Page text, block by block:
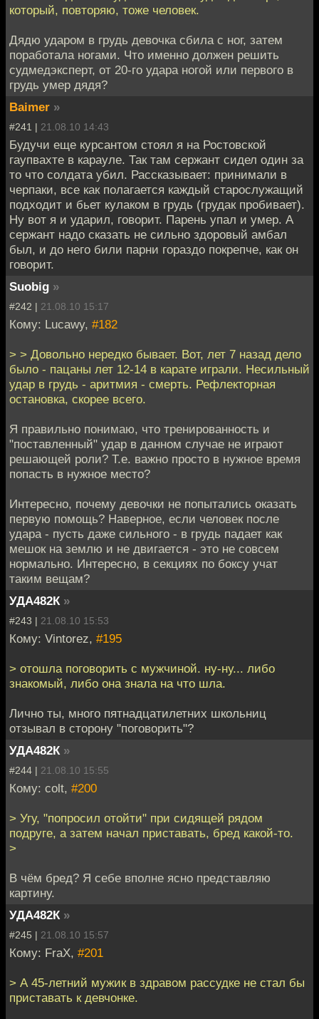
который, повторяю, тоже человек.
Дядю ударом в грудь девочка сбила с ног, затем
поработала ногами. Что именно должен решить
судмедэксперт, от 20-го удара ногой или первого в
грудь умер дядя?
Baimer »
#241 | 21.08.10 14:43
Будучи еще курсантом стоял я на Ростовской
гаупвахте в карауле. Так там сержант сидел один за
то что солдата убил. Рассказывает: принимали в
черпаки, все как полагается каждый старослужащий
подходит и бьет кулаком в грудь (грудак пробивает).
Ну вот я и ударил, говорит. Парень упал и умер. А
сержант надо сказать не сильно здоровый амбал
был, и до него били парни гораздо покрепче, как он
говорит.
Suobig »
#242 | 21.08.10 15:17
Кому: Lucawy, #182
> > Довольно нередко бывает. Вот, лет 7 назад дело
было - пацаны лет 12-14 в карате играли. Несильный
удар в грудь - аритмия - смерть. Рефлекторная
остановка, скорее всего.
Я правильно понимаю, что тренированность и
"поставленный" удар в данном случае не играют
решающей роли? Т.е. важно просто в нужное время
попасть в нужное место?
Интересно, почему девочки не попытались оказать
первую помощь? Наверное, если человек после
удара - пусть даже сильного - в грудь падает как
мешок на землю и не двигается - это не совсем
нормально. Интересно, в секциях по боксу учат
таким вещам?
УДА482К »
#243 | 21.08.10 15:53
Кому: Vintorez, #195
> отошла поговорить с мужчиной. ну-ну... либо
знакомый, либо она знала на что шла.
Лично ты, много пятнадцатилетних школьниц
отзывал в сторону "поговорить"?
УДА482К »
#244 | 21.08.10 15:55
Кому: colt, #200
> Угу, "попросил отойти" при сидящей рядом
подруге, а затем начал приставать, бред какой-то.
>
В чём бред? Я себе вполне ясно представляю
картину.
УДА482К »
#245 | 21.08.10 15:57
Кому: FraX, #201
> А 45-летний мужик в здравом рассудке не стал бы
приставать к девчонке.